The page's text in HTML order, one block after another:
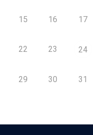
15 16 17
22 23 24
29 30 31